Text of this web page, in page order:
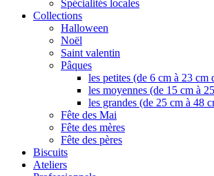
Spécialités locales
Collections
Halloween
Noël
Saint valentin
Pâques
les petites (de 6 cm à 23 cm
les moyennes (de 15 cm à
les grandes (de 25 cm à 48
Fête des Mai
Fête des mères
Fête des pères
Biscuits
Ateliers